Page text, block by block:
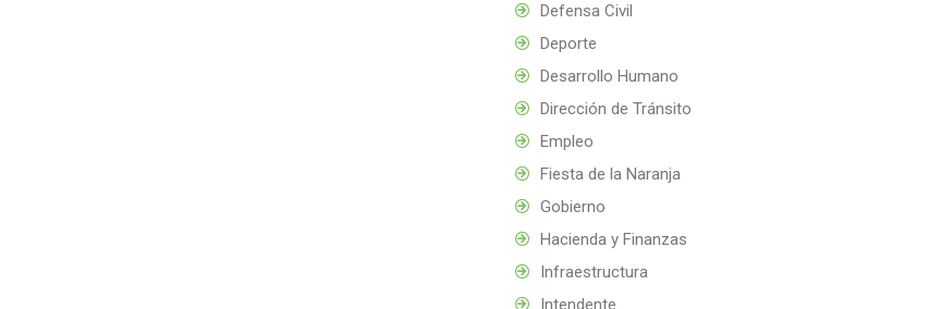
Defensa Civil
Deporte
Desarrollo Humano
Dirección de Tránsito
Empleo
Fiesta de la Naranja
Gobierno
Hacienda y Finanzas
Infraestructura
Intendente